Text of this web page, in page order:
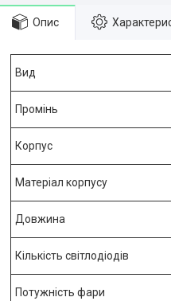
Опис
Вид
Промінь
Корпус
Матеріал корпусу
Довжина
Кількість світлодіодів
Потужність фари